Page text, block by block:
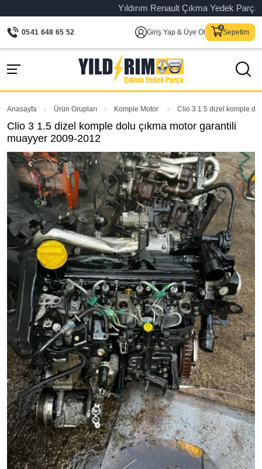
Yıldırım Renault Çıkma Yedek Parça
0541 648 65 52 Giriş Yap & Üye Ol Sepetim
Anasayfa Ürün Grupları Komple Motor Clio 3 1.5 dizel komple
Clio 3 1.5 dizel komple dolu çıkma motor garantili
muayyer 2009-2012